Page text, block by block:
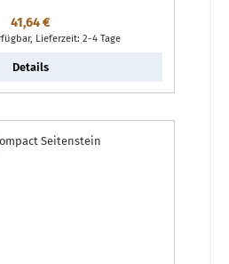
Regulärer Preis:
41,64 €
Lieferzeit: 2-4 Tage
Details